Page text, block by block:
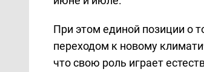
При этом единой позиции о
переходом к новому
что свою роль играет